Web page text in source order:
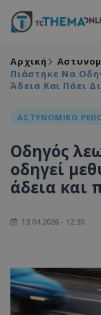
Αρχική
Πιάστηκε Να
Άδεια Και Πάει
ΑΣΤΥΝΟΜΙΚΟ
Οδηγός
οδηγεί
άδεια και
13.04.2026 - 12:30